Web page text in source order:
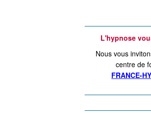
L'hypnose
Nous vous
centre de
FRANCE-